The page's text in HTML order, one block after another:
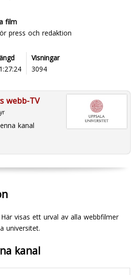
film
press och redaktion
Visningar
3094
webb-TV
kanal
visas ett urval av alla webbfilmer
universitet.
kanal